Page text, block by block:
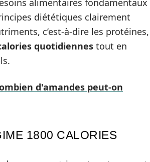
alimentaires fondamentaux
diététiques clairement
c’est-à-dire les protéines,
quotidiennes tout en
d'amandes peut-on
1800 CALORIES